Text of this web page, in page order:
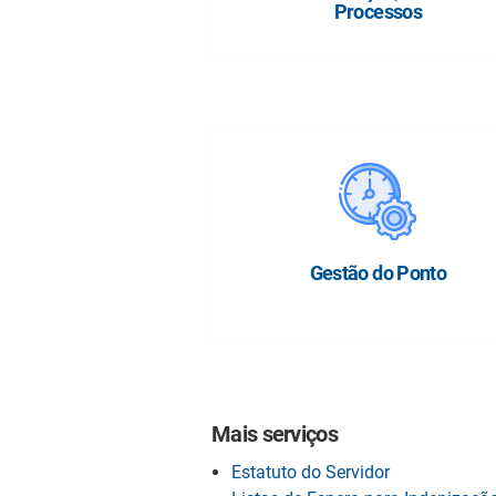
Processos
Gestão do Ponto
Mais serviços
Estatuto do Servidor